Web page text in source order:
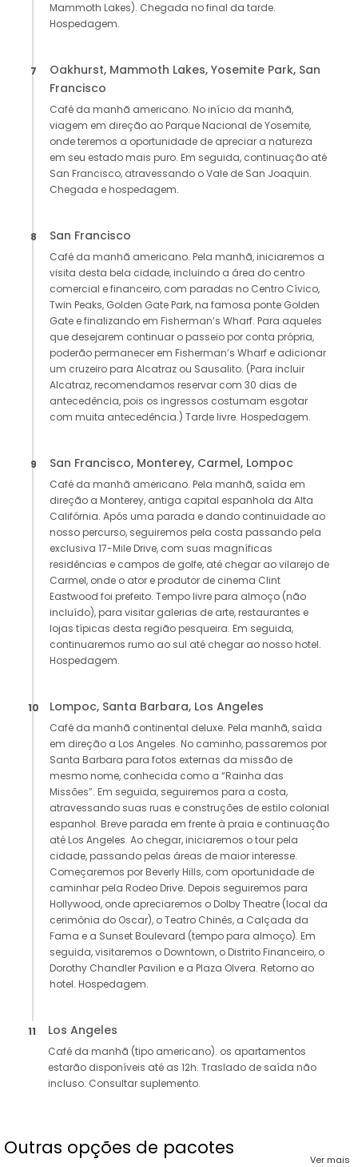
Mammoth Lakes). Chegada no final da tarde.
Hospedagem.
7
Oakhurst, Mammoth Lakes, Yosemite Park, San
Francisco
Café da manhã americano. No início da manhã,
viagem em direção ao Parque Nacional de Yosemite,
onde teremos a oportunidade de apreciar a natureza
em seu estado mais puro. Em seguida, continuação até
San Francisco, atravessando o Vale de San Joaquin.
Chegada e hospedagem.
8 San Francisco
Café da manhã americano. Pela manhã, iniciaremos a
visita desta bela cidade, incluindo a área do centro
comercial e financeiro, com paradas no Centro Cívico,
Twin Peaks, Golden Gate Park, na famosa ponte Golden
Gate e finalizando em Fisherman’s Wharf. Para aqueles
que desejarem continuar o passeio por conta própria,
poderão permanecer em Fisherman’s Wharf e adicionar
um cruzeiro para Alcatraz ou Sausalito. (Para incluir
Alcatraz, recomendamos reservar com 30 dias de
antecedência, pois os ingressos costumam esgotar
com muita antecedência.) Tarde livre. Hospedagem.
9 San Francisco, Monterey, Carmel, Lompoc
Café da manhã americano. Pela manhã, saída em
direção a Monterey, antiga capital espanhola da Alta
Califórnia. Após uma parada e dando continuidade ao
nosso percurso, seguiremos pela costa passando pela
exclusiva 17-Mile Drive, com suas magníficas
residências e campos de golfe, até chegar ao vilarejo de
Carmel, onde o ator e produtor de cinema Clint
Eastwood foi prefeito. Tempo livre para almoço (não
incluído), para visitar galerias de arte, restaurantes e
lojas típicas desta região pesqueira. Em seguida,
continuaremos rumo ao sul até chegar ao nosso hotel.
Hospedagem.
10 Lompoc, Santa Barbara, Los Angeles
Café da manhã continental deluxe. Pela manhã, saída
em direção a Los Angeles. No caminho, passaremos por
Santa Barbara para fotos externas da missão de
mesmo nome, conhecida como a “Rainha das
Missões”. Em seguida, seguiremos para a costa,
atravessando suas ruas e construções de estilo colonial
espanhol. Breve parada em frente à praia e continuação
até Los Angeles. Ao chegar, iniciaremos o tour pela
cidade, passando pelas áreas de maior interesse.
Começaremos por Beverly Hills, com oportunidade de
caminhar pela Rodeo Drive. Depois seguiremos para
Hollywood, onde apreciaremos o Dolby Theatre (local da
cerimônia do Oscar), o Teatro Chinês, a Calçada da
Fama e a Sunset Boulevard (tempo para almoço). Em
seguida, visitaremos o Downtown, o Distrito Financeiro, o
Dorothy Chandler Pavilion e a Plaza Olvera. Retorno ao
hotel. Hospedagem.
11 Los Angeles
Café da manhã (tipo americano). os apartamentos
estarão disponíveis até as 12h. Traslado de saída não
incluso. Consultar suplemento.
Outras opções de pacotes
Ver mais